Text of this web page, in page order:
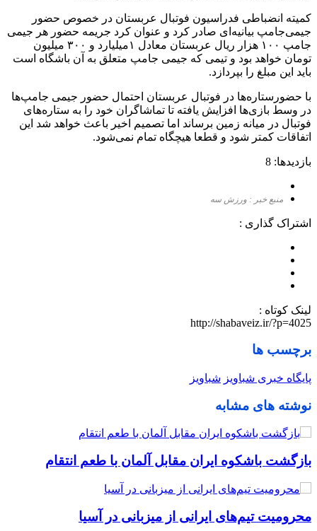
کمیته انضباطی فدراسیون فوتبال عربستان در خصوص حضور
جیمی‌جامپ بیانیه‌ای صادر کرد و عنوان کرد جریمه حضور هر جیمی
جامپ ۱۰۰ هزار ریال عربستان معادل ۱میلیارد و ۳۰۰ میلیون
تومان خواهد بود و تیمی که جیمی جامپ متعلق به آن باشگاه است
باید این مبلغ را بپردازد.
با حضور‌ستاره‌ها در فوتبال عربستان احتمال حضور جیمی جامپ‌ها
در وسط بازی‌ها افزایش یافته تا تماشاگران خود را به ستاره‌های
فوتبال در میانه زمین برساند اما تصمیم اخیر باعث خواهد شد این
اتفاقات کمتر شود و‌ قطعا هیچگاه تمام نمی‌شود.
بازدیدها: 8
منبع خبر : ورزش سه
اشتراک گذاری :
لینک کوتاه :
http://shabaveiz.ir/?p=4025
برچسب ها
پایگاه خبری شباویز شباویز
نوشته های مشابه
بازگشت باشکوه ایران مقابل آلمان با طعم انتقام
محرومیت تیم‌های ایرانی از میزبانی در آسیا